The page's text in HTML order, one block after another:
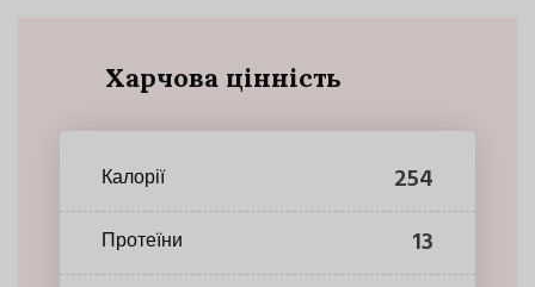
Харчова цінність
Калорії 254
Протеїни 13